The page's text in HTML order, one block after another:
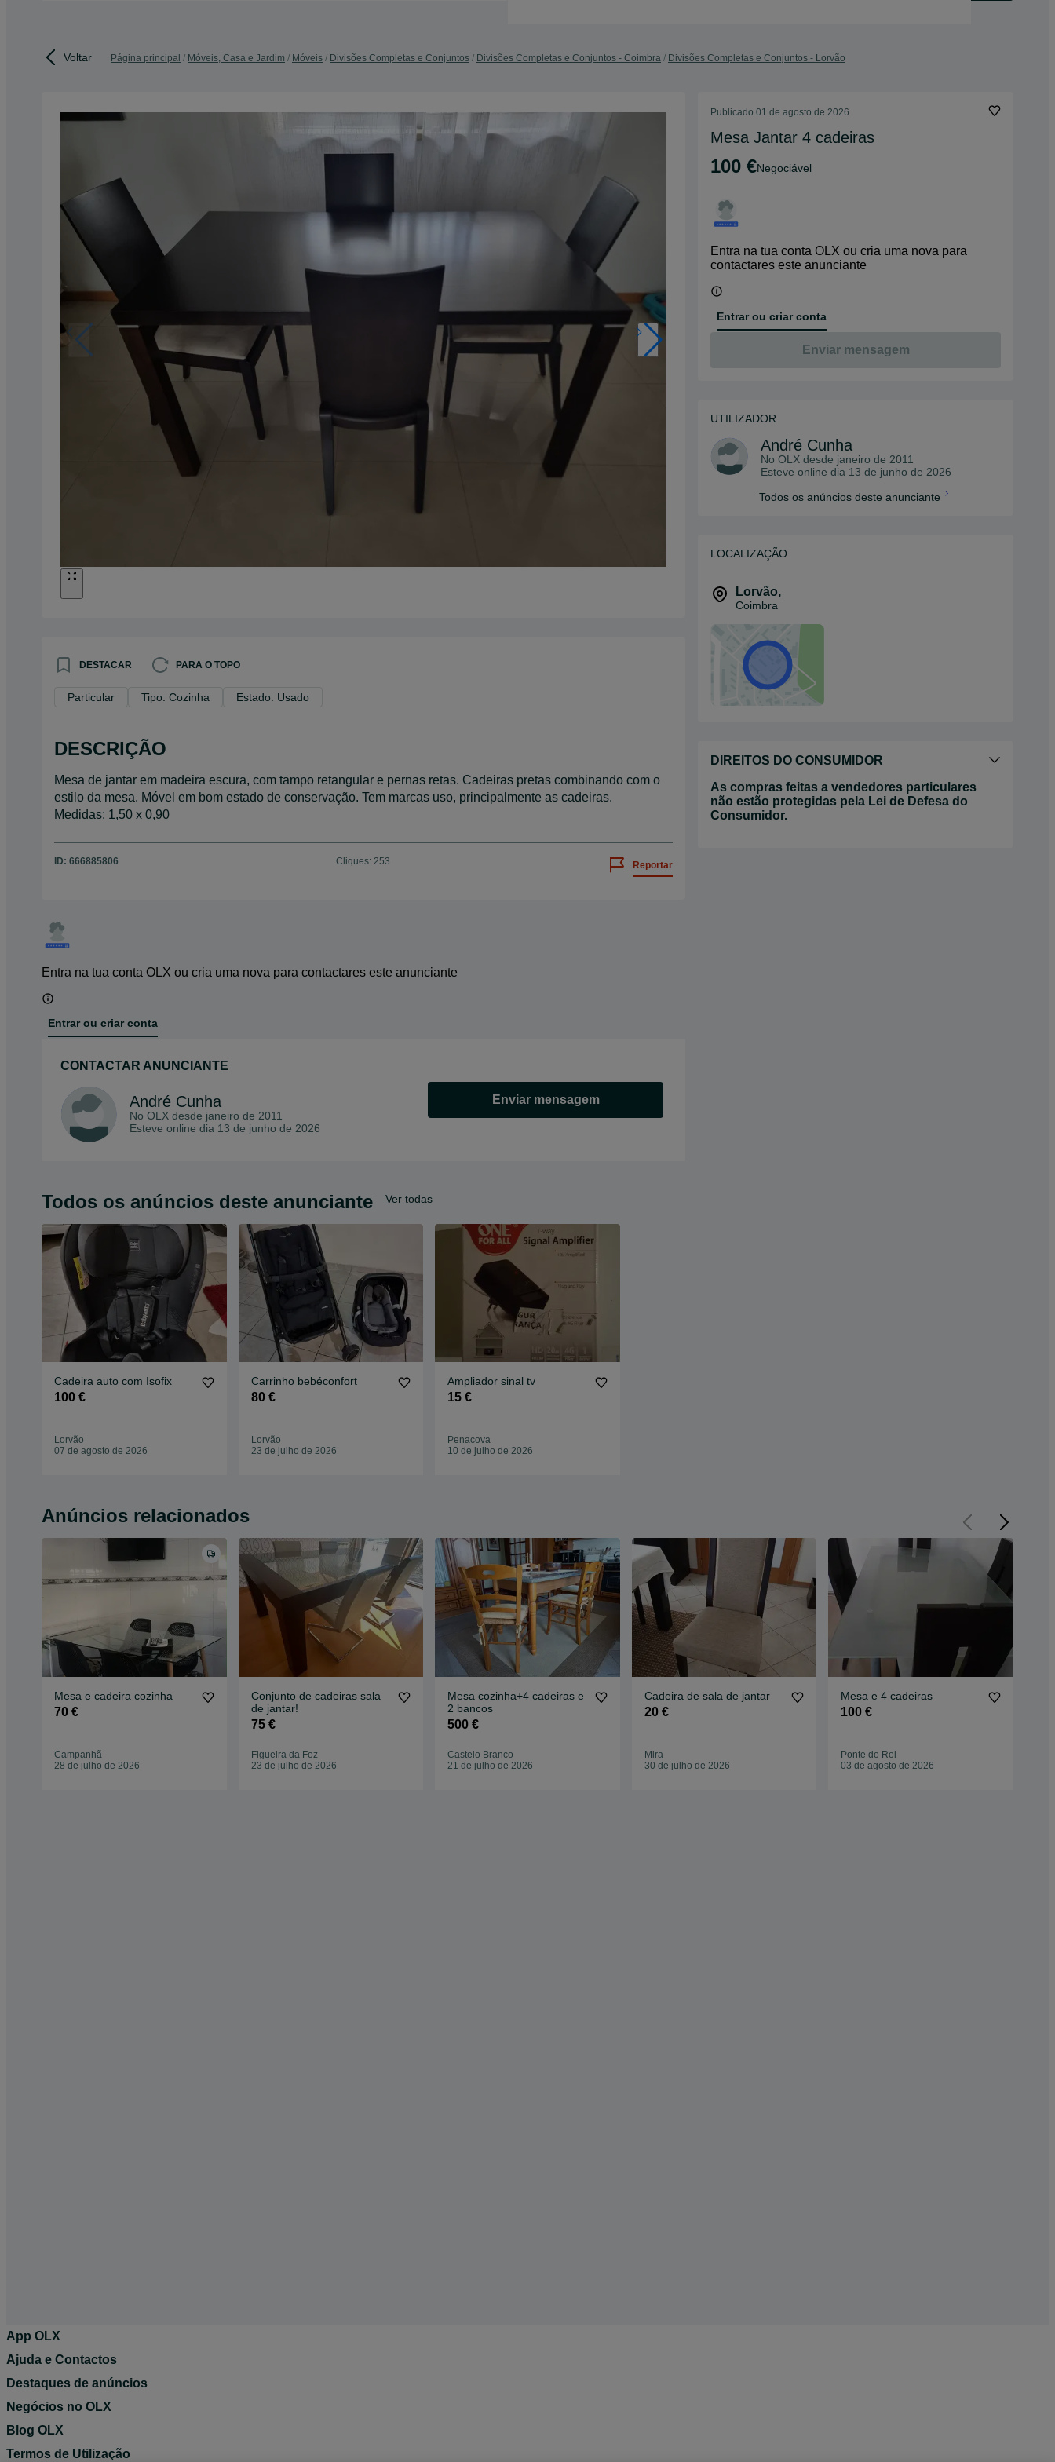
Voltar Página principal Móveis, Casa e Jardim Móveis Divisões Completas e Conjuntos Divisões Completas e Conjuntos - Coimbra Divisões Completas e Conjuntos - Lorvão
DESTACAR PARA O TOPO
Particular Tipo: Cozinha Estado: Usado
DESCRIÇÃO
Mesa de jantar em madeira escura, com tampo retangular e pernas retas. Cadeiras pretas combinando com o
estilo da mesa. Móvel em bom estado de conservação. Tem marcas uso, principalmente as cadeiras.
Medidas: 1,50 x 0,90
ID: 666885806 Cliques: 253 Reportar
Entra na tua conta OLX ou cria uma nova para contactares este anunciante
Entrar ou criar conta
CONTACTAR ANUNCIANTE
André Cunha
No OLX desde janeiro de 2011
Esteve online dia 13 de junho de 2026
Enviar mensagem
Publicado 01 de agosto de 2026
Mesa Jantar 4 cadeiras
100 € Negociável
Entra na tua conta OLX ou cria uma nova para
contactares este anunciante
Entrar ou criar conta
Enviar mensagem
UTILIZADOR
André Cunha
No OLX desde janeiro de 2011
Esteve online dia 13 de junho de 2026
Todos os anúncios deste anunciante
LOCALIZAÇÃO
Lorvão,
Coimbra
DIREITOS DO CONSUMIDOR
As compras feitas a vendedores particulares
não estão protegidas pela Lei de Defesa do
Consumidor.
Todos os anúncios deste anunciante Ver todas
Cadeira auto com Isofix
100 €
Lorvão
07 de agosto de 2026
Carrinho bebéconfort
80 €
Lorvão
23 de julho de 2026
Ampliador sinal tv
15 €
Penacova
10 de julho de 2026
Anúncios relacionados
Mesa e cadeira cozinha
70 €
Campanhã
28 de julho de 2026
Conjunto de cadeiras sala
de jantar!
75 €
Figueira da Foz
23 de julho de 2026
Mesa cozinha+4 cadeiras e
2 bancos
500 €
Castelo Branco
21 de julho de 2026
Cadeira de sala de jantar
20 €
Mira
30 de julho de 2026
Mesa e 4 cadeiras
100 €
Ponte do Rol
03 de agosto de 2026
App OLX
Ajuda e Contactos
Destaques de anúncios
Negócios no OLX
Blog OLX
Termos de Utilização